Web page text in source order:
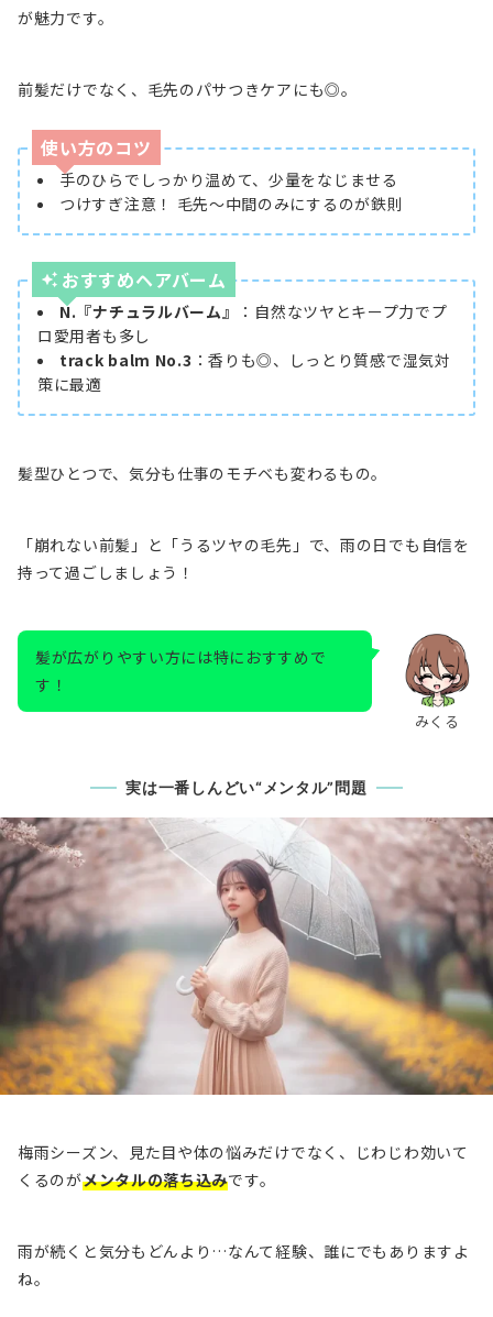
が魅力です。
前髪だけでなく、毛先のパサつきケアにも◎。
使い方のコツ
手のひらでしっかり温めて、少量をなじませる
つけすぎ注意！ 毛先〜中間のみにするのが鉄則
おすすめヘアバーム
N.『ナチュラルバーム』
：自然なツヤとキープ力でプ
ロ愛用者も多し
track balm No.3 ：香りも◎、しっとり質感で湿気対
策に最適
髪型ひとつで、気分も仕事のモチベも変わるもの。
「崩れない前髪」と「うるツヤの毛先」で、雨の日でも自信を
持って過ごしましょう！
みくる
髪が広がりやすい方には特におすすめで
す！
実は一番しんどい“メンタル”問題
梅雨シーズン、見た目や体の悩みだけでなく、じわじわ効いて
くるのがメンタルの落ち込みです。
雨が続くと気分もどんより…なんて経験、誰にでもありますよ
ね。